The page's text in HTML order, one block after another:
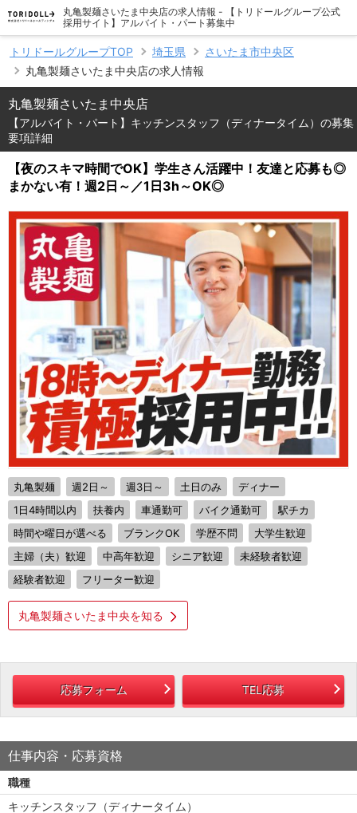
丸亀製麺さいたま中央店の求人情報 - 【トリドールグループ公式
採用サイト】アルバイト・パート募集中
トリドールグループTOP 埼玉県
さいたま市中央区
丸亀製麺さいたま中央店の求人情報
丸亀製麺さいたま中央店
【アルバイト・パート】キッチンスタッフ（ディナータイム）の募集
要項詳細
【夜のスキマ時間でOK】学生さん活躍中！友達と応募も◎
まかない有！週2日～／1日3h～OK◎
丸亀製麺 週2日～ 週3日～ 土日のみ
ディナー
1日4時間以内
扶養内 車通勤可 バイク通勤可
駅チカ
時間や曜日が選べる
ブランクOK 学歴不問
大学生歓迎
主婦（夫）歓迎
中高年歓迎 シニア歓迎
未経験者歓迎
経験者歓迎
フリーター歓迎
丸亀製麺さいたま中央を知る
応募フォーム TEL応募
仕事内容・応募資格
職種
キッチンスタッフ（ディナータイム）